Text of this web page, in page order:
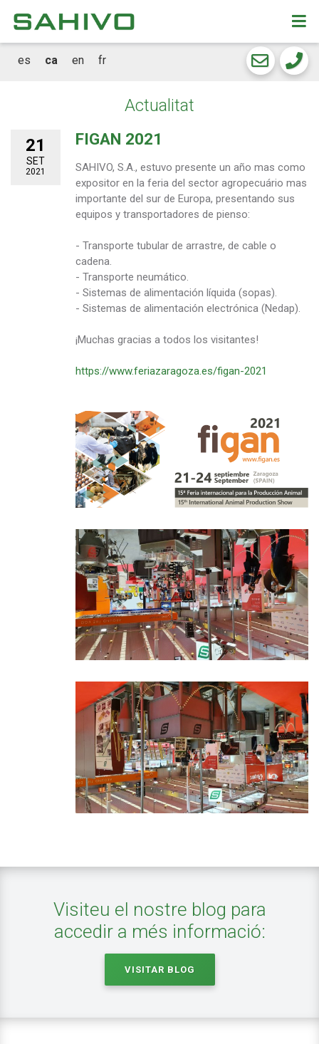
es ca en fr
Actualitat
21
SET
2021
FIGAN 2021
SAHIVO, S.A., estuvo presente un año mas como
expositor en la feria del sector agropecuário mas
importante del sur de Europa, presentando sus
equipos y transportadores de pienso:
- Transporte tubular de arrastre, de cable o
cadena.
- Transporte neumático.
- Sistemas de alimentación líquida (sopas).
- Sistemas de alimentación electrónica (Nedap).
¡Muchas gracias a todos los visitantes!
https://www.feriazaragoza.es/figan-2021
Visiteu el nostre blog para
accedir a més informació:
VISITAR BLOG
CKEW
cookies